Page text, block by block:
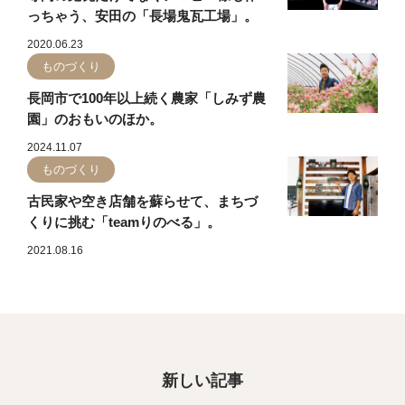
っちゃう、安田の「長場鬼瓦工場」。
2020.06.23
ものづくり
長岡市で100年以上続く農家「しみず農
園」のおもいのほか。
2024.11.07
ものづくり
古民家や空き店舗を蘇らせて、まちづ
くりに挑む「teamりのべる」。
2021.08.16
新しい記事